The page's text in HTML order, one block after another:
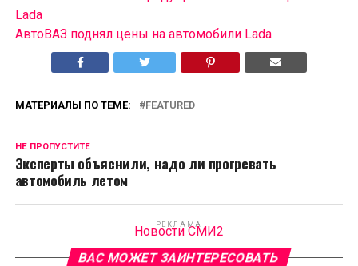
Lada
АвтоВАЗ поднял цены на автомобили Lada
МАТЕРИАЛЫ ПО ТЕМЕ: FEATURED
НЕ ПРОПУСТИТЕ
Эксперты объяснили, надо ли прогревать
автомобиль летом
РЕКЛАМА
Новости СМИ2
ВАС МОЖЕТ ЗАИНТЕРЕСОВАТЬ